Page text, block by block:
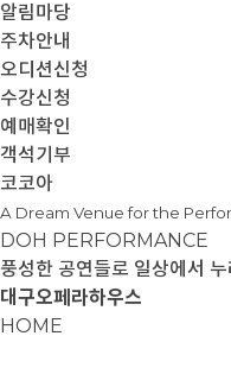
알림마당
주차안내
오디션신청
수강신청
예매확인
객석기부
코코아
A Dream Venue for the
DOH PERFORMANCE
풍성한 공연들로 일상에서
대구오페라하우스
HOME